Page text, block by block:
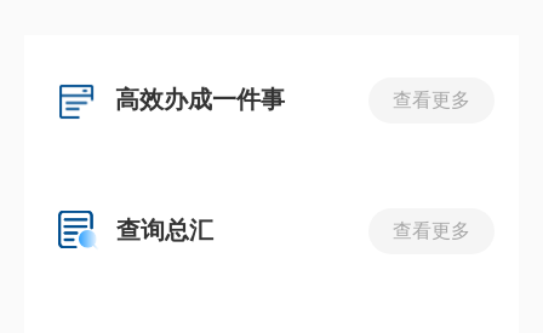
高效办成一件事 查看更多
查询总汇 查看更多